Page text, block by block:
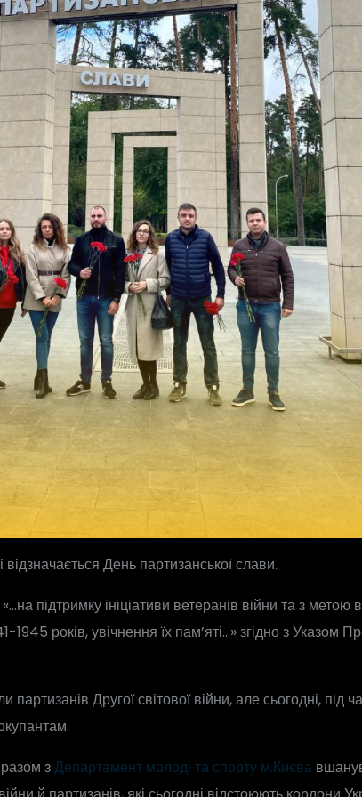
День партизанської слави.
підтримку ініціативи ветеранів війни та з
1945 років, увічнення їх пам’яті…» згідно з
партизанів Другої світової війни, але сьогодні, під
зДепартамент молоді та спорту м.Києва